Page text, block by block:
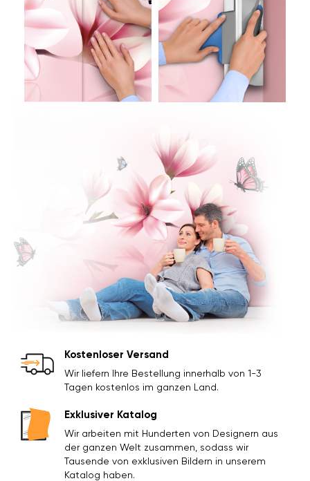
Kostenloser Versand
Wir liefern Ihre Bestellung innerhalb von 1-3
Tagen kostenlos im ganzen Land.
Exklusiver Katalog
Wir arbeiten mit Hunderten von Designern aus
der ganzen Welt zusammen, sodass wir
Tausende von exklusiven Bildern in unserem
Katalog haben.